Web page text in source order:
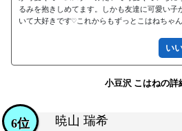
るみを抱きしめてます。しかも友達に可愛い子
いて大好きです♡これからもずっとこはねちゃ
い
小豆沢 こはねの詳
暁山 瑞希
6位